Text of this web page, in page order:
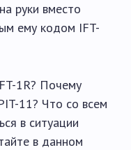
руки вместо
ему кодом IFT-
1R? Почему
11? Что со всем
в ситуации
в данном